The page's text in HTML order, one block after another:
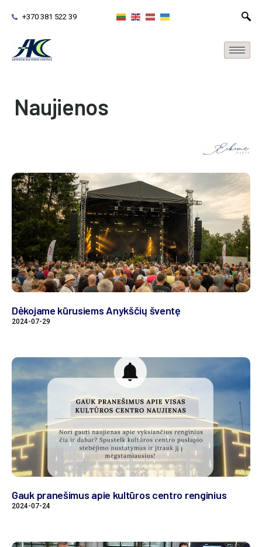
+370 381 522 39
Naujienos
Dėkojame kūrusiems Anykščių šventę
2024-07-29
Gauk pranešimus apie kultūros centro renginius
2024-07-24